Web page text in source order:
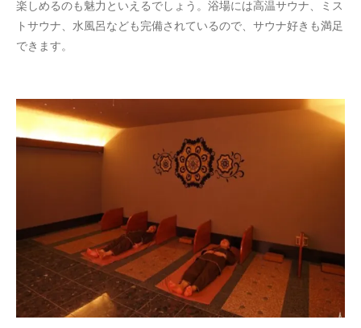
楽しめるのも魅力といえるでしょう。浴場には高温サウナ、ミス
トサウナ、水風呂なども完備されているので、サウナ好きも満足
できます。